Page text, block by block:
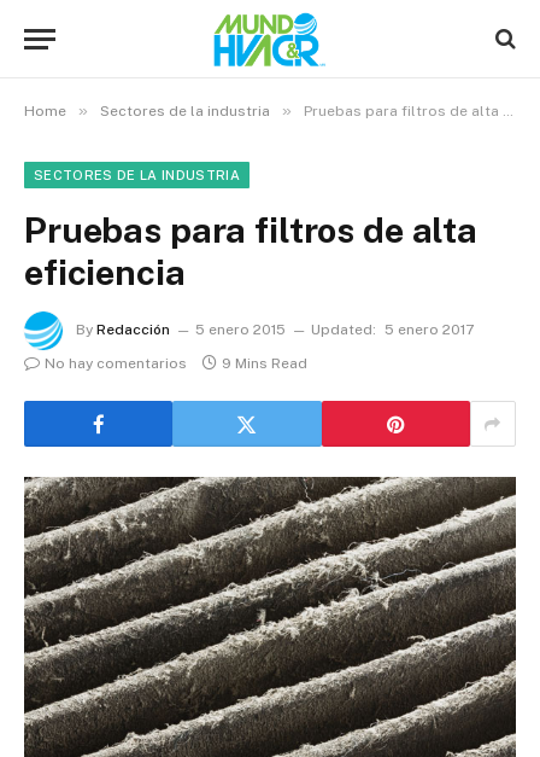
Home » Sectores de la industria » Pruebas para filtros de alta eficiencia
SECTORES DE LA INDUSTRIA
Pruebas para filtros de alta
eficiencia
By Redacción 5 enero 2015 Updated:
5 enero 2017
No hay comentarios
9 Mins Read